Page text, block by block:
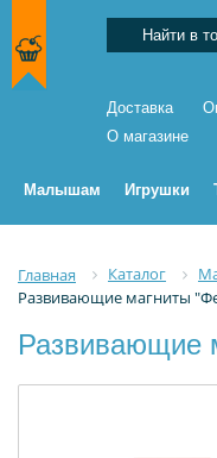
Доставка
О магазине
Малышам Игрушки
Главная Каталог
Развивающие магниты
Развивающие